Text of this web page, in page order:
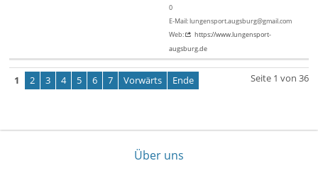
0
E-Mail: lungensport.augsburg@gmail.com
Web:
https://www.lungensport-
augsburg.de
Seite 1 von 36
1 2 3 4 5 6 7 Vorwärts Ende
Über uns